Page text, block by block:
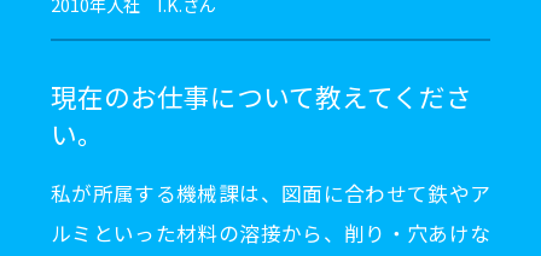
現在のお仕事について教えてくださ
い。
私が所属する機械課は、図面に合わせて鉄やア
ルミといった材料の溶接から、削り・穴あけな